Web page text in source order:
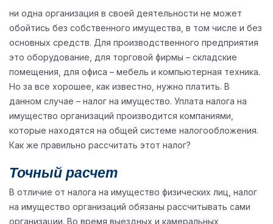
ни одна организация в своей деятельности не может
обойтись без собственного имущества, в том числе и без
основных средств. Для производственного предприятия
это оборудование, для торговой фирмы – складские
помещения, для офиса – мебель и компьютерная техника.
Но за все хорошее, как известно, нужно платить. В
данном случае – налог на имущество. Уплата налога на
имущество организаций производится компаниями,
которые находятся на общей системе налогообложения.
Как же правильно рассчитать этот налог?
Точный расчет
В отличие от налога на имущество физических лиц, налог
на имущество организаций обязаны рассчитывать сами
организации. Во время выездных и камеральных